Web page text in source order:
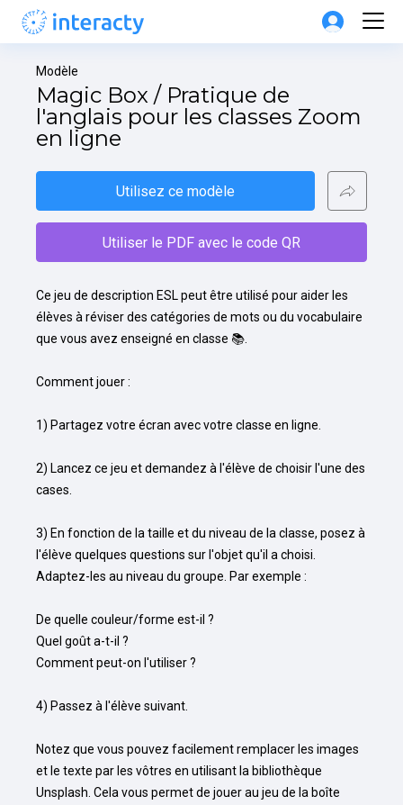
Modèle
Magic Box / Pratique de
l'anglais pour les classes Zoom
en ligne
Utilisez ce modèle
Utiliser le PDF avec le code QR
Ce jeu de description ESL peut être utilisé pour aider les
élèves à réviser des catégories de mots ou du vocabulaire
que vous avez enseigné en classe 📚.
Comment jouer :
1) Partagez votre écran avec votre classe en ligne.
2) Lancez ce jeu et demandez à l'élève de choisir l'une des
cases.
3) En fonction de la taille et du niveau de la classe, posez à
l'élève quelques questions sur l'objet qu'il a choisi.
Adaptez-les au niveau du groupe. Par exemple :
De quelle couleur/forme est-il ?
Quel goût a-t-il ?
Comment peut-on l'utiliser ?
4) Passez à l'élève suivant.
Notez que vous pouvez facilement remplacer les images
et le texte par les vôtres en utilisant la bibliothèque
Unsplash. Cela vous permet de jouer au jeu de la boîte